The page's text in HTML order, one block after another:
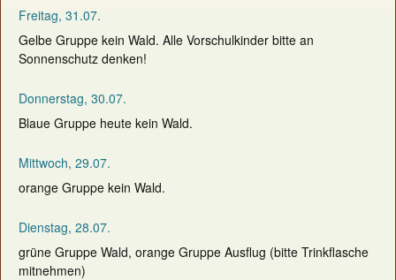
Freitag, 31.07.
Gelbe Gruppe kein Wald. Alle Vorschulkinder bitte an
Sonnenschutz denken!
Donnerstag, 30.07.
Blaue Gruppe heute kein Wald.
Mittwoch, 29.07.
orange Gruppe kein Wald.
Dienstag, 28.07.
grüne Gruppe Wald, orange Gruppe Ausflug (bitte Trinkflasche
mitnehmen)